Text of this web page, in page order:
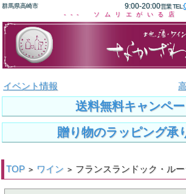
群馬県高崎市 9:00-20:00営業 TEL:
--- ソムリエがいる
イベント情報
送料無料キャンペ
贈り物のラッピング承
TOP > ワイン > フランスランドック・ル